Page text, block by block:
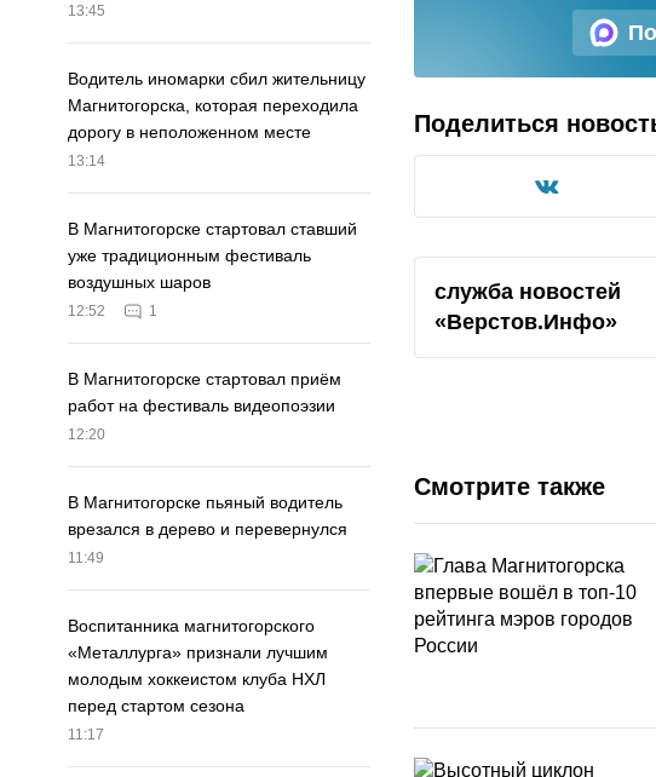
13:45
Водитель иномарки сбил жительницу
Магнитогорска, которая переходила
дорогу в неположенном месте
13:14
В Магнитогорске стартовал ставший
уже традиционным фестиваль
воздушных шаров
12:52 1
В Магнитогорске стартовал приём
работ на фестиваль видеопоэзии
12:20
В Магнитогорске пьяный водитель
врезался в дерево и перевернулся
11:49
Воспитанника магнитогорского
«Металлурга» признали лучшим
молодым хоккеистом клуба НХЛ
перед стартом сезона
11:17
Поделиться
служба новостей
«Верстов.Инфо»
Смотрите также